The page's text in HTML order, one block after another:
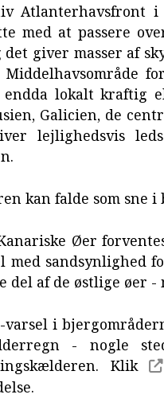
Atlanterhavsfront i
med at passere
det giver masser af
Middelhavsområde
endda lokalt kraftig
Galicien, de
lejlighedsvis
kan falde som sne
Øer
med sandsynlighed
del af de østlige øer -
varsel i
- nogle
Klik